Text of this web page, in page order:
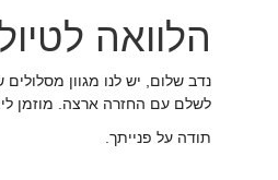
הלוואה
נדב שלום, יש לנו מגוון
לשלם עם החזרה ארצה. מוזמן
תודה על פנייתך.